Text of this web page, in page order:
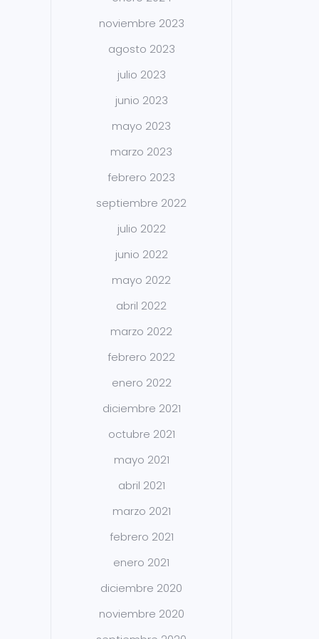
noviembre 2023
agosto 2023
julio 2023
junio 2023
mayo 2023
marzo 2023
febrero 2023
septiembre 2022
julio 2022
junio 2022
mayo 2022
abril 2022
marzo 2022
febrero 2022
enero 2022
diciembre 2021
octubre 2021
mayo 2021
abril 2021
marzo 2021
febrero 2021
enero 2021
diciembre 2020
noviembre 2020